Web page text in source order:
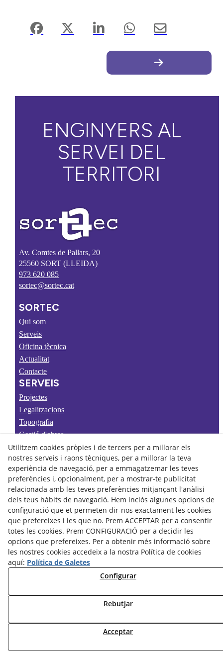
ENGINYERS AL
SERVEI DEL
TERRITORI
Av. Comtes de Pallars, 20
25560 SORT (LLEIDA)
973 620 085
sortec@sortec.cat
SORTEC
Qui som
Serveis
Oficina tècnica
Actualitat
Contacte
SERVEIS
Projectes
Legalitzacions
Topografia
Gestió d'obres
Legalitzacions de càmpings
Assessorament
Cadastre
Declaració d'accesibilitat
© 08/2026 Sortec - Tots els drets reservats.
Utilitzem cookies pròpies i de tercers per a millorar els
nostres serveis i raons tècniques, per a millorar la teva
experiència de navegació, per a emmagatzemar les teves
preferències i, opcionalment, per a mostrar-te publicitat
relacionada amb les teves preferències mitjançant l'anàlisi
dels teus hàbits de navegació. Hem inclòs algunes opcions de
configuració que et permeten dir-nos exactament les cookies
que prefereixes i les que no. Prem ACCEPTAR per a consentir
totes les cookies. Prem CONFIGURACIÓ per a decidir les
opcions que prefereixes. Per a obtenir més informació sobre
les nostres cookies accedeix a la nostra Política de cookies
aquí: Política de Galetes
Configurar
Rebutjar
Acceptar